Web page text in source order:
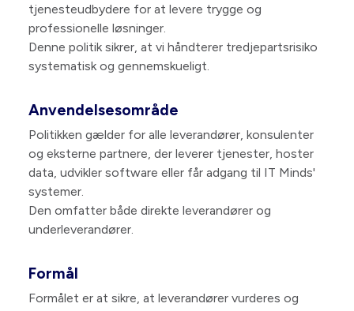
tjenesteudbydere for at levere trygge og
professionelle løsninger.
Denne politik sikrer, at vi håndterer tredjepartsrisiko
systematisk og gennemskueligt.
Anvendelsesområde
Politikken gælder for alle leverandører, konsulenter
og eksterne partnere, der leverer tjenester, hoster
data, udvikler software eller får adgang til IT Minds'
systemer.
Den omfatter både direkte leverandører og
underleverandører.
Formål
Formålet er at sikre, at leverandører vurderes og